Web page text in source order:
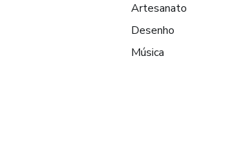
Artesanato
Desenho
Música